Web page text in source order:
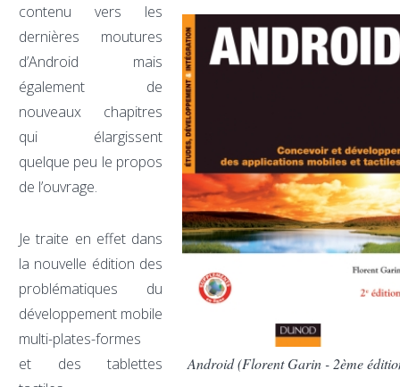
contenu vers les
dernières moutures
d’Android mais
également de
nouveaux chapitres
qui élargissent
quelque peu le propos
de l’ouvrage.
Je traite en effet dans
la nouvelle édition des
problématiques du
développement mobile
multi-plates-formes
et des tablettes
Android (Florent Garin - 2ème